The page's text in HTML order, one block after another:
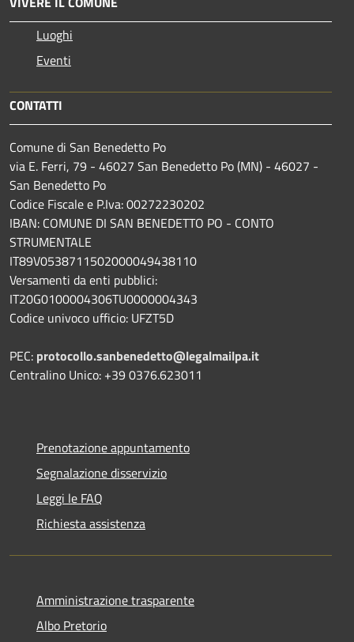
Luoghi
Eventi
CONTATTI
Comune di San Benedetto Po
via E. Ferri, 79 - 46027 San Benedetto Po (MN) - 46027 -
San Benedetto Po
Codice Fiscale e P.Iva: 00272230202
IBAN: COMUNE DI SAN BENEDETTO PO - CONTO
STRUMENTALE
IT89V0538711502000049438110
Versamenti da enti pubblici:
IT20G0100004306TU0000004343
Codice univoco ufficio: UFZT5D
PEC: protocollo.sanbenedetto@legalmailpa.it
Centralino Unico: +39 0376.623011
Prenotazione appuntamento
Segnalazione disservizio
Leggi le FAQ
Richiesta assistenza
Amministrazione trasparente
Albo Pretorio